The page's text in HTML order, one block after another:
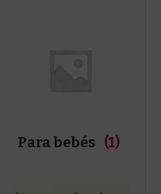
Para bebés (1)